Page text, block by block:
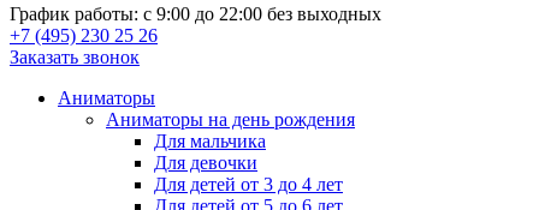
График работы: с 9:00 до 22:00 без выходных
+7 (495) 230 25 26
Заказать звонок
Аниматоры
Аниматоры на день рождения
Для мальчика
Для девочки
Для детей от 3 до 4 лет
Для детей от 5 до 6 лет